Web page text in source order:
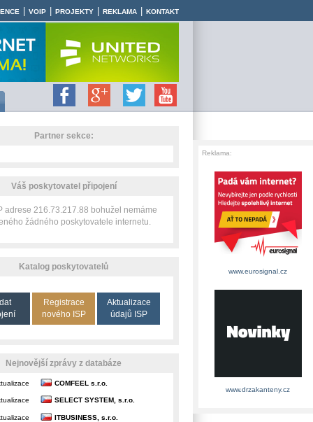
VOIP PROJEKTY REKLAMA KONTAKT
Partner sekce:
Váš poskytovatel připojení
adrese 216.73.217.88 bohužel nemáme
žádného poskytovatele internetu.
Katalog poskytovatelů
Registrace
nového ISP
Aktualizace
údajů ISP
Nejnovější zprávy z databáze
COMFEEL s.r.o.
SELECT SYSTEM, s.r.o.
ITBUSINESS, s.r.o.
Reklama:
www.eurosignal.cz
www.drzakanteny.cz